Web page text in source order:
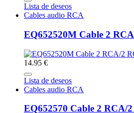
Lista de deseos
Cables audio RCA
EQ652520M Cable 2
14.95 €
Lista de deseos
Cables audio RCA
EQ652570 Cable 2 RCA/